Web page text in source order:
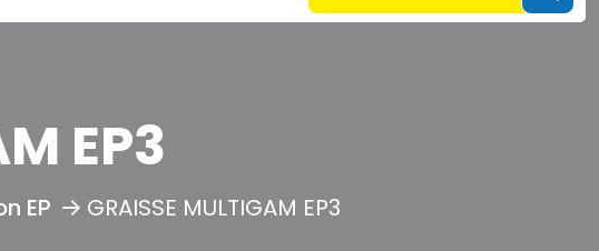
EP3
EP GRAISSE MULTIGAM EP3